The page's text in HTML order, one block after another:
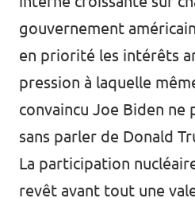
gouvernement
en priorité les intérêts
pression à laquelle
convaincu Joe Biden ne
sans parler de Donald
La participation
revêt avant tout une